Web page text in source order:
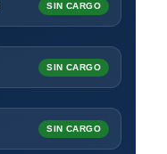
SIN CARGO
SIN CARGO
SIN CARGO